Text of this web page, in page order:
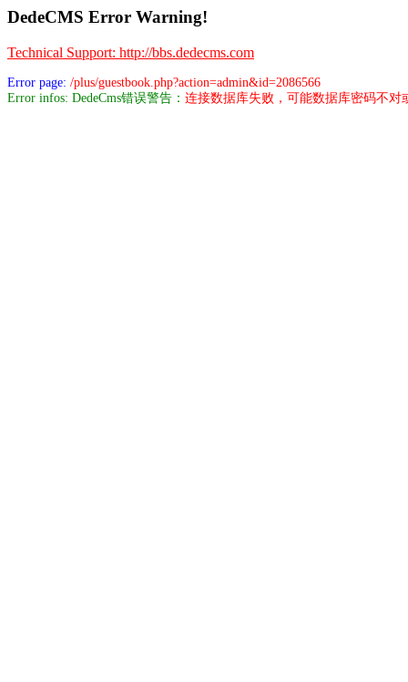
DedeCMS Error Warning!
Technical Support: http://bbs.dedecms.com
Error page: /plus/guestbook.php?action=admin&id=2086566
Error infos: DedeCms错误警告： 连接数据库失败，可能数据库密码不对